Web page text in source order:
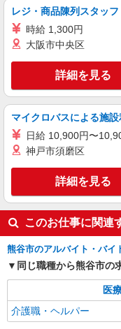
【
キープ
レジ・商品陳列スタッフ
時給 1,300円
大阪市中央区
詳細を見る
マイクロバスによる施
日給 10,900円〜
神戸市須磨区
詳細を見る
このお仕事に関連
熊谷市のアルバイト・バイ
同じ職種から熊谷市の
医
介護職・ヘルパー